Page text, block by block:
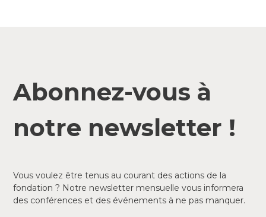
Abonnez-vous à
notre newsletter !
Vous voulez être tenus au courant des actions de la
fondation ? Notre newsletter mensuelle vous informera
des conférences et des événements à ne pas manquer.